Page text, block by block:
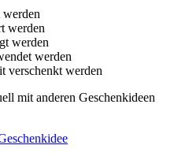
werden
werden
werden
werden
verschenkt werden
mit anderen Geschenkideen